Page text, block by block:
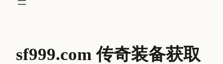
sf999.com 传奇装备获取